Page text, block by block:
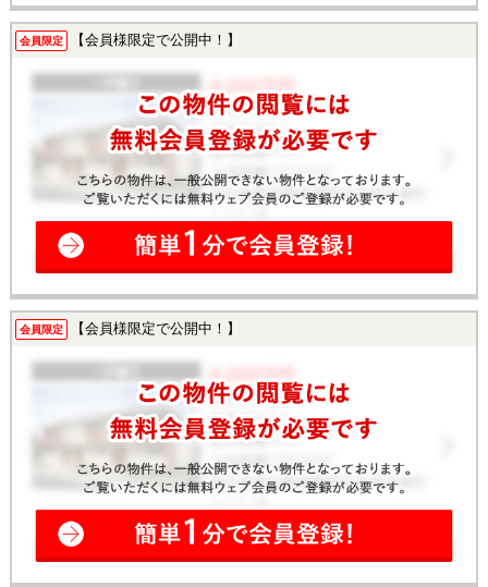
会員限定 【会員様限定で公開中！】
会員限定 【会員様限定で公開中！】